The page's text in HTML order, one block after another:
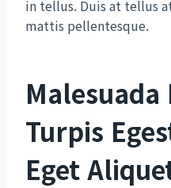
in tellus. Duis at tellus
mattis pellentesque.
Malesuada
Turpis
Eget